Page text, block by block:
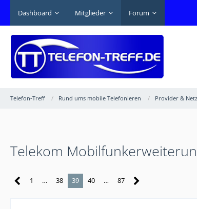
Dashboard Mitglieder Forum
Telefon-Treff Rund ums mobile Telefonieren Provider &
Telekom
1 … 38 39 40 … 87